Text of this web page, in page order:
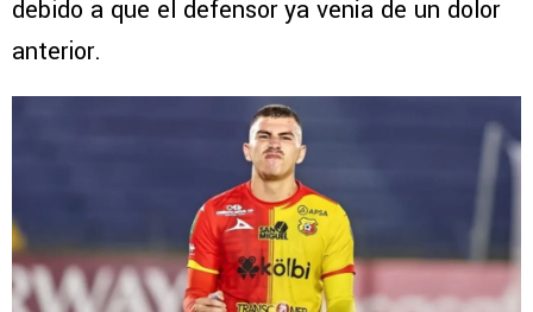
debido a que el defensor ya venía de un dolor
anterior.